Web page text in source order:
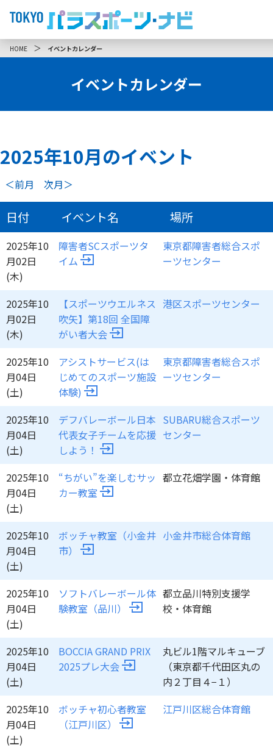
HOME ＞ イベントカレンダー
イベントカレンダー
2025年10月のイベント
＜前月 次月＞
日付 イベント名 場所
2025年10
月02日
(木)
障害者SCスポーツタ
イム
東京都障害者総合スポ
ーツセンター
2025年10
月02日
(木)
【スポーツウエルネス
吹矢】第18回 全国障
がい者大会
港区スポーツセンター
2025年10
月04日
(土)
アシストサービス(は
じめてのスポーツ施設
体験)
東京都障害者総合スポ
ーツセンター
2025年10
月04日
(土)
デフバレーボール日本
代表女子チームを応援
しよう！
SUBARU総合スポーツ
センター
2025年10
月04日
(土)
“ちがい”を楽しむサッ
カー教室
都立花畑学園・体育館
2025年10
月04日
(土)
ボッチャ教室（小金井
市）
小金井市総合体育館
2025年10
月04日
(土)
ソフトバレーボール体
験教室（品川）
都立品川特別支援学
校・体育館
2025年10
月04日
(土)
BOCCIA GRAND PRIX
2025プレ大会
丸ビル1階マルキューブ
（東京都千代田区丸の
内２丁目４−１）
2025年10
月04日
(土)
ボッチャ初心者教室
（江戸川区）
江戸川区総合体育館